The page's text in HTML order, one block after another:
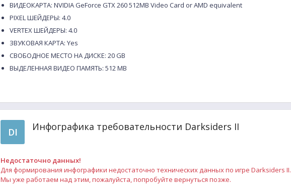
ВИДЕОКАРТА: NVIDIA GeForce GTX 260 512MB Video Card or AMD equivalent
PIXEL ШЕЙДЕРЫ: 4.0
VERTEX ШЕЙДЕРЫ: 4.0
ЗВУКОВАЯ КАРТА: Yes
СВОБОДНОЕ МЕСТО НА ДИСКЕ: 20 GB
ВЫДЕЛЕННАЯ ВИДЕО ПАМЯТЬ: 512 MB
DI Инфографика требовательности Darksiders II
Недостаточно данных!
Для формирования инфографики недостаточно технических данных по игре Darksiders II.
Мы уже работаем над этим, пожалуйста, попробуйте вернуться позже.